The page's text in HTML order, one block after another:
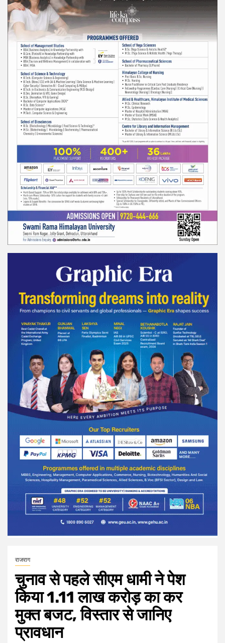
राजराग
चुनाव से पहले सीएम धामी ने पेश
किया 1.11 लाख करोड़ का कर
मुक्त बजट, विस्तार से जानिए
प्रावधान